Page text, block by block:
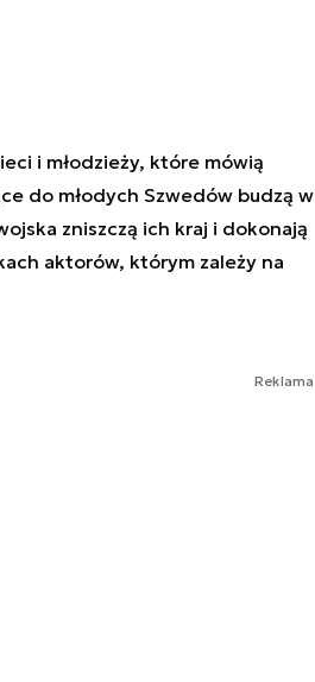
i młodzieży, które mówią
do młodych Szwedów budzą w
zniszczą ich kraj i dokonają
aktorów, którym zależy na
Reklama